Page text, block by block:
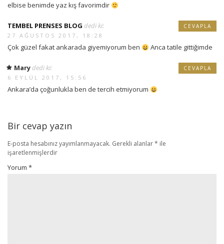
elbise benimde yaz kış favorimdir
TEMBEL PRENSES BLOG dedi ki:
27 AĞUSTOS 2017, 18:28
Çok güzel fakat ankarada giyemiyorum ben Anca tatile gittiğimde
CEVAPLA
Mary dedi ki:
6 EYLÜL 2017, 15:56
Ankara’da çoğunlukla ben de tercih etmiyorum
CEVAPLA
Bir cevap yazın
E-posta hesabınız yayımlanmayacak. Gerekli alanlar* ile
işaretlenmişlerdir
Yorum *